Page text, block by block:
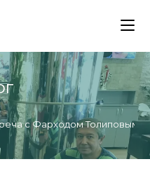
с Фарходом Толиповым 2